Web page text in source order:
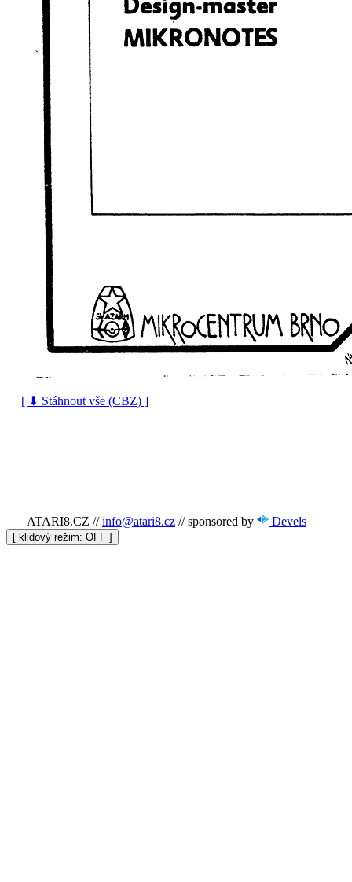
[ ⬇ Stáhnout vše (CBZ) ]
ATARI8.CZ // info@atari8.cz // sponsored by Devels
[ klidový režim: ]